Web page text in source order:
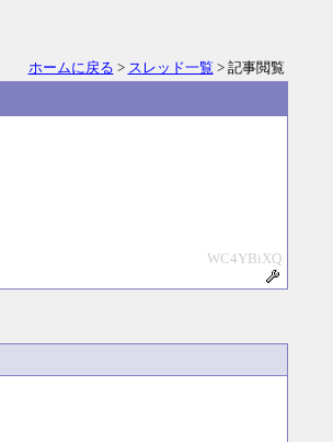
ホームに戻る > スレッド一覧 > 記事閲覧
WC4YBiXQ